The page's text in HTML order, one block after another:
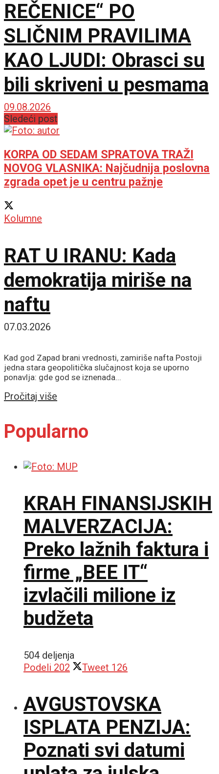
REČENICE“ PO
SLIČNIM PRAVILIMA
KAO LJUDI: Obrasci su
bili skriveni u pesmama
09.08.2026
Sledeći post
KORPA OD SEDAM SPRATOVA TRAŽI
NOVOG VLASNIKA: Najčudnija poslovna
zgrada opet je u centru pažnje
Kolumne
RAT U IRANU: Kada
demokratija miriše na
naftu
07.03.2026
Kad god Zapad brani vrednosti, zamiriše nafta Postoji
jedna stara geopolitička slučajnost koja se uporno
ponavlja: gde god se iznenada...
Pročitaj više
Popularno
KRAH FINANSIJSKIH
MALVERZACIJA:
Preko lažnih faktura i
firme „BEE IT“
izvlačili milione iz
budžeta
504 deljenja
Podeli 202 Tweet 126
AVGUSTOVSKA
ISPLATA PENZIJA:
Poznati svi datumi